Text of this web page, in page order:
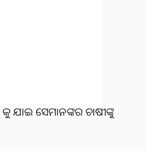
ଯାଇ ସେମାନଙ୍କର ଚାଷୀଙ୍କୁ